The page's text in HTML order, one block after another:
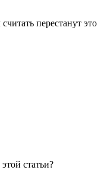
перестанут это
статьи?